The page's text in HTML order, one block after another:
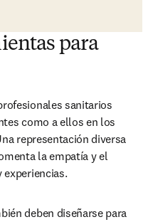
para
sanitarios
como a ellos en los
representación diversa
la empatía y el
deben diseñarse para